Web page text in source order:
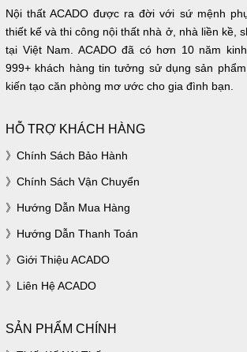
Nội thất ACADO được ra đời với sứ mệnh
thiết kế và thi công nội thất nhà ở, nhà liền kề,
tại Việt Nam. ACADO đã có hơn 10 năm
999+ khách hàng tin tưởng sử dụng sản
kiến tạo căn phòng mơ ước cho gia đình bạn.
HỖ TRỢ KHÁCH HÀNG
Chính Sách Bảo Hành
Chính Sách Vận Chuyển
Hướng Dẫn Mua Hàng
Hướng Dẫn Thanh Toán
Giới Thiệu ACADO
Liên Hệ ACADO
SẢN PHẨM CHÍNH